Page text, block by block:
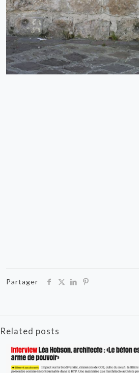
Partager
Related posts